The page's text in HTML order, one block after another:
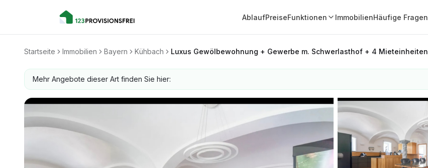
AblaufPreiseFunktionen ImmobilienHäufige Fragen
Startseite Immobilien Bayern Kühbach Luxus Gewölbewohnung + Gewerbe m. Schwerlasthof + 4 Mieteinheiten
Mehr Angebote dieser Art finden Sie hier: